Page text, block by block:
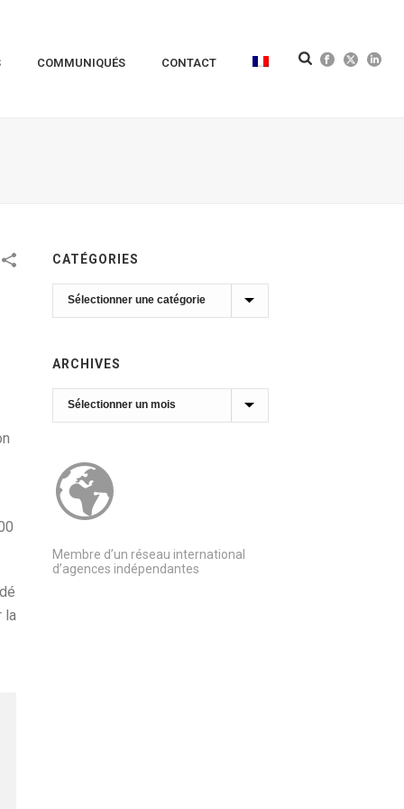
COMMUNIQUÉS CONTACT
la
CATÉGORIES
Catégories
ARCHIVES
Archives
Membre d’un réseau international
d’agences indépendantes